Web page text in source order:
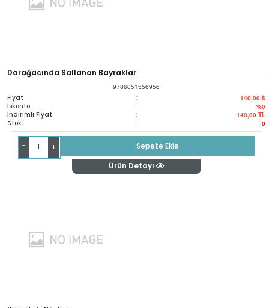
Darağacında Sallanan Bayraklar
9786051556956
Fiyat : 140,00 ₺
İskonto : %0
İndirimli Fiyat : 140,00 TL
Stok : 0
- +
Sepete Ekle
Ürün Detayı